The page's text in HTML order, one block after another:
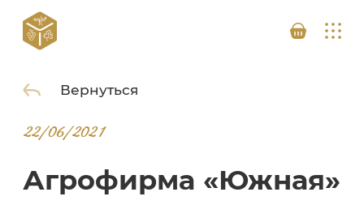
Вернуться
22/06/2021
Агрофирма «Южная»